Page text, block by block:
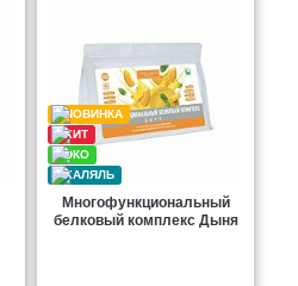
Многофункциональный
белковый комплекс Дыня